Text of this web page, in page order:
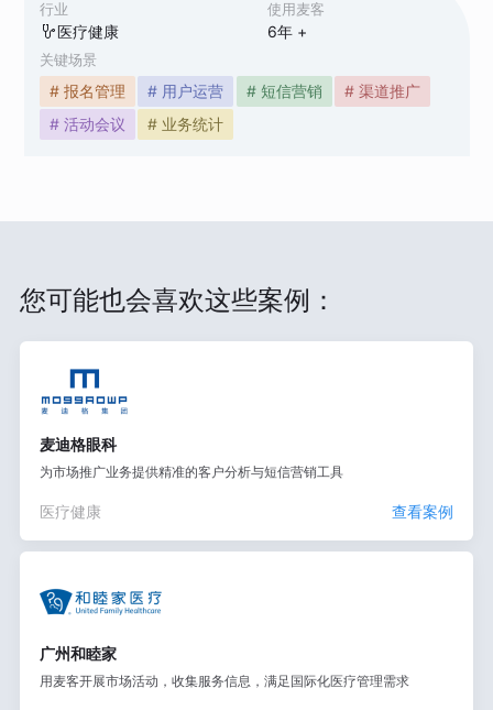
行业
医疗健康
使用麦客
6年 +
关键场景
# 报名管理 # 用户运营 # 短信营销
# 渠道推广
# 活动会议
# 业务统计
您可能也会喜欢这些案例：
麦迪格眼科
为市场推广业务提供精准的客户分析与短信营销工具
医疗健康 查看案例
广州和睦家
用麦客开展市场活动，收集服务信息，满足国际化医疗管理需求